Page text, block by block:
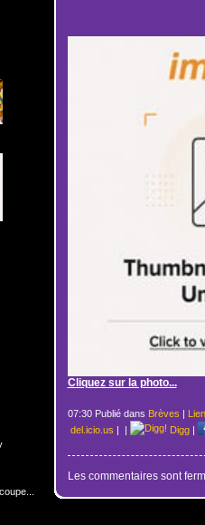
Cliquez sur la photo...
07:30 Publié dans Brèves |
del.icio.us | | Digg|
Les commentaires sont